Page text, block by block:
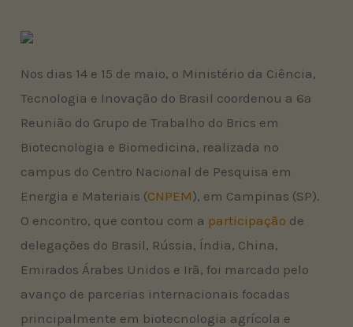
Nos dias 14 e 15 de maio, o Ministério da Ciência,
Tecnologia e Inovação do Brasil coordenou a 6ª
Reunião do Grupo de Trabalho do Brics em
Biotecnologia e Biomedicina, realizada no
campus do Centro Nacional de Pesquisa em
Energia e Materiais (CNPEM), em Campinas (SP).
O encontro, que contou com a participação de
delegações do Brasil, Rússia, Índia, China,
Emirados Árabes Unidos e Irã, foi marcado pelo
avanço de parcerias internacionais focadas
principalmente em biotecnologia agrícola e